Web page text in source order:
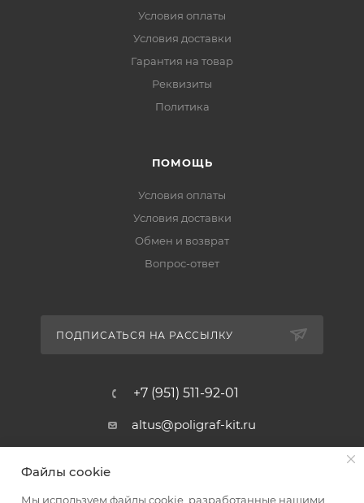
Условия оплаты
Условия доставки
Гарантия на товар
Реквизиты
Политика
ПОМОЩЬ
Условия оплаты
Условия доставки
Обмен и возврат
Вопрос-ответ
ПОДПИСАТЬСЯ НА РАССЫЛКУ
+7 (951) 511-92-01
altus@poligraf-kit.ru
Ростовская обл, Аксайский р-н,
Файлы cookie
Мы используем файлы cookie, разработанные нашими